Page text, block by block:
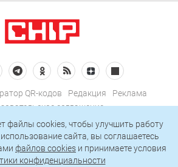
QR-кодов Редакция
Реклама
соглашение
конфиденциальности
на рассылку
файлы cookies, чтобы улучшить работу
сайта, вы соглашаетесь
файлов cookies и принимаете условия
конфиденциальности